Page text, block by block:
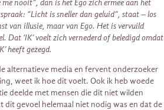
nooit”, dan is het Ego zich ermee aan het
“Licht is sneller dan geluid”, staat – los
van illusie, maar van Ego. Het is vervuild
Dat ‘IK’ voelt zich vernederd of beledigd omdat
heeft gezegd.
alternatieve media en fervent onderzoeker
weet ik hoe dit voelt. Ook ik heb woede
deelde met mensen die dit niet wilden
dit gevoel helemaal niet nodig was en dat de